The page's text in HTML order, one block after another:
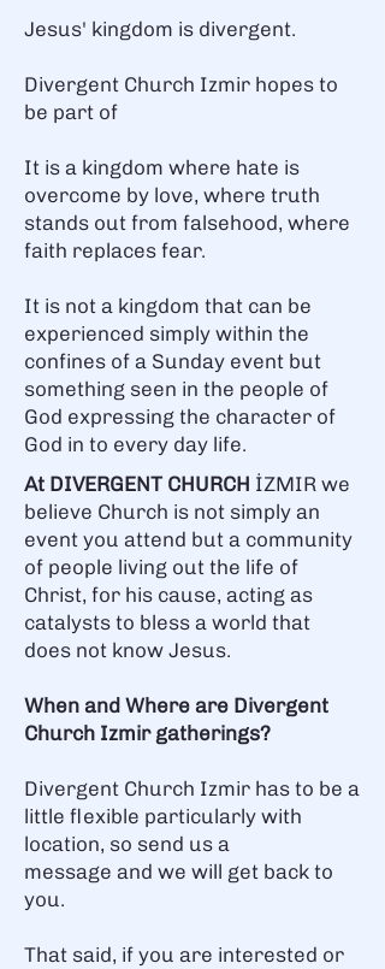
Jesus' kingdom is divergent.
Divergent Church Izmir hopes to
be part of
It is a kingdom where hate is
overcome by love, where truth
stands out from falsehood, where
faith replaces fear.
It is not a kingdom that can be
experienced simply within the
confines of a Sunday event but
something seen in the people of
God expressing the character of
God in to every day life.
At DIVERGENT CHURCH İZMIR we
believe Church is not simply an
event you attend but a community
of people living out the life of
Christ, for his cause, acting as
catalysts to bless a world that
does not know Jesus.
When and Where are Divergent
Church Izmir gatherings?
Divergent Church Izmir has to be a
little flexible particularly with
location, so send us a
message and we will get back to
you.
That said, if you are interested or